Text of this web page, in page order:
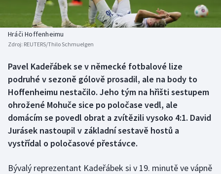
Basketbal
Biatlon
Box
Curling
Dostihy
Historické návraty
Aplikace ČT sport
Hráči Hoffenheimu
Zdroj: REUTERS/Thilo Schmuelgen
Pavel Kadeřábek se v německé fotbalové lize
podruhé v sezoně gólově prosadil, ale na body to
Hoffenheimu nestačilo. Jeho tým na hřišti sestupem
ohrožené Mohuče sice po poločase vedl, ale
domácím se povedl obrat a zvítězili vysoko 4:1. David
Jurásek nastoupil v základní sestavě hostů a
vystřídal o poločasové přestávce.
Bývalý reprezentant Kadeřábek si v 19. minutě ve vápně